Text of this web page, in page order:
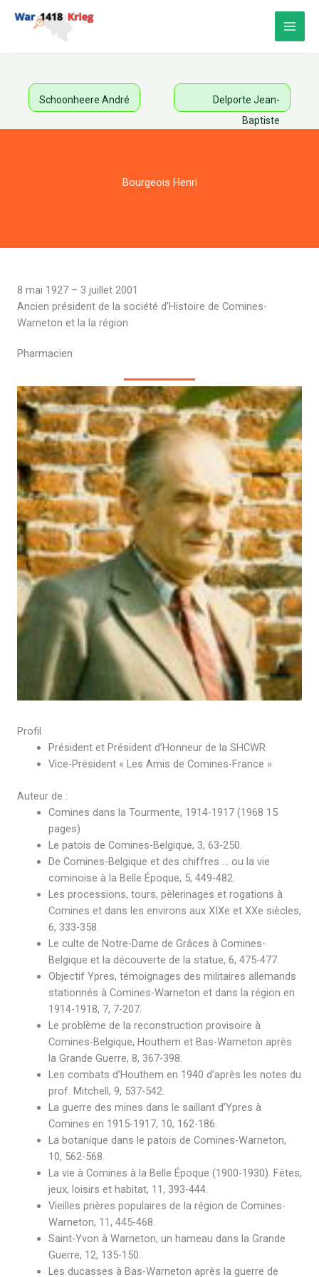
Schoonheere André
Delporte Jean-
Baptiste
Bourgeois Henri
8 mai 1927 – 3 juillet 2001
Ancien président de la société d’Histoire de Comines-
Warneton et la la région
Pharmacien
Profil
Président et Président d’Honneur de la SHCWR
Vice-Président « Les Amis de Comines-France »
Auteur de :
Comines dans la Tourmente, 1914-1917 (1968 15
pages)
Le patois de Comines-Belgique, 3, 63-250.
De Comines-Belgique et des chiffres … ou la vie
cominoise à la Belle Époque, 5, 449-482.
Les processions, tours, pèlerinages et rogations à
Comines et dans les environs aux XIXe et XXe siècles,
6, 333-358.
Le culte de Notre-Dame de Grâces à Comines-
Belgique et la découverte de la statue, 6, 475-477.
Objectif Ypres, témoignages des militaires allemands
stationnés à Comines-Warneton et dans la région en
1914-1918, 7, 7-207.
Le problème de la reconstruction provisoire à
Comines-Belgique, Houthem et Bas-Warneton après
la Grande Guerre, 8, 367-398.
Les combats d’Houthem en 1940 d’après les notes du
prof. Mitchell, 9, 537-542.
La guerre des mines dans le saillant d’Ypres à
Comines en 1915-1917, 10, 162-186.
La botanique dans le patois de Comines-Warneton,
10, 562-568.
La vie à Comines à la Belle Époque (1900-1930). Fêtes,
jeux, loisirs et habitat, 11, 393-444.
Vieilles prières populaires de la région de Comines-
Warneton, 11, 445-468.
Saint-Yvon à Warneton, un hameau dans la Grande
Guerre, 12, 135-150.
Les ducasses à Bas-Warneton après la guerre de